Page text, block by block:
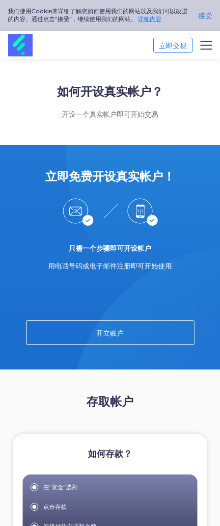
我们使用Cookie来详细了解您如何使用我们的网站以及我们可以改进
的内容。通过点击“接受”，继续使用我们的网站。 详细内容 接受
立即交易
交易培训
如何开设真实帐户？
开设一个真实帐户即可开始交易
立即免费开设真实帐户！
只需一个步骤即可开设帐户
用电话号码或电子邮件注册即可开始使用
开立账户
存取帐户
如何存款？
在“资金”选列
点击存款